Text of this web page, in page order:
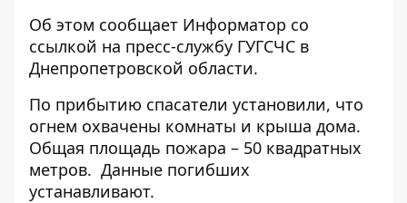
Об этом сообщает Информатор со
ссылкой на пресс-службу ГУГСЧС в
Днепропетровской области.
По прибытию спасатели установили, что
огнем охвачены комнаты и крыша дома.
Общая площадь пожара – 50 квадратных
метров. Данные погибших
устанавливают.